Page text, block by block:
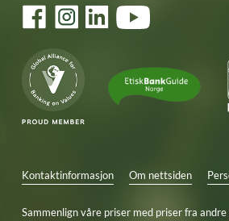
FacebookInstagramLinkedInYouTube
Kontaktinformasjon Om nettsiden
Sammenlign våre priser med priser fra andre